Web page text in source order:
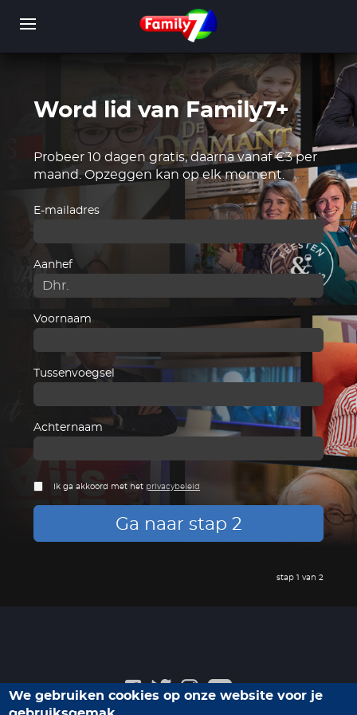
WORD LID INLOGGEN
Word lid van Family7+
Probeer 10 dagen gratis, daarna vanaf €3 per
maand. Opzeggen kan op elk moment.
E-mailadres
Aanhef
Voornaam
Tussenvoegsel
Achternaam
Ik ga akkoord met het privacybeleid
Ga naar stap 2
stap 1 van 2
We gebruiken cookies op onze website voor je